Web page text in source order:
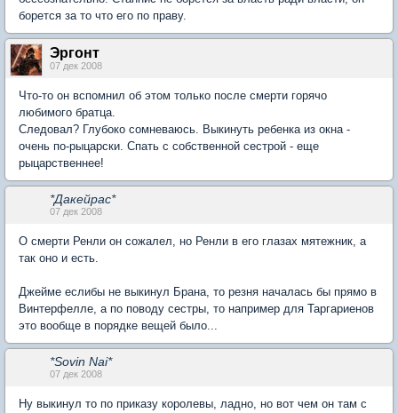
борется за то что его по праву.
Эргонт
07 дек 2008
Что-то он вспомнил об этом только после смерти горячо
любимого братца.
Следовал? Глубоко сомневаюсь. Выкинуть ребенка из окна -
очень по-рыцарски. Спать с собственной сестрой - еще
рыцарственнее!
*Дакейрас*
07 дек 2008
О смерти Ренли он сожалел, но Ренли в его глазах мятежник, а
так оно и есть.
Джейме еслибы не выкинул Брана, то резня началась бы прямо в
Винтерфелле, а по поводу сестры, то например для Таргариенов
это вообще в порядке вещей было...
*Sovin Nai*
07 дек 2008
Ну выкинул то по приказу королевы, ладно, но вот чем он там с